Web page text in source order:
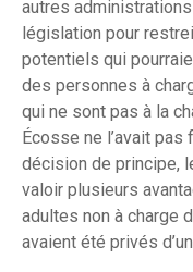
autres
législation pour
potentiels qui
des personnes à
qui ne sont pas à la
Écosse ne l’avait pas
décision de principe,
valoir plusieurs
adultes non à charge
avaient été privés